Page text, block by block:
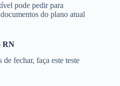
pode pedir para
do plano atual
RN
fechar, faça este teste